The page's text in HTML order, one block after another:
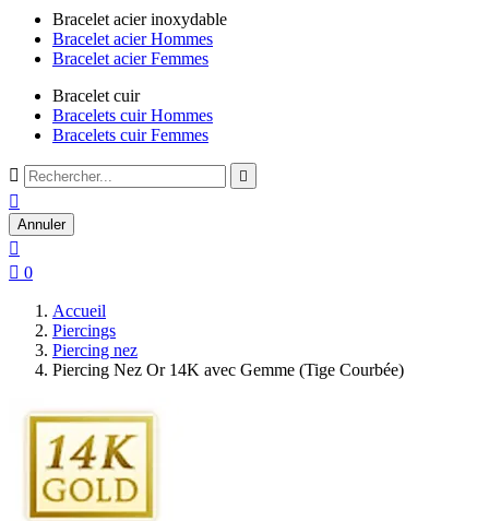
Bracelet acier inoxydable
Bracelet acier Hommes
Bracelet acier Femmes
Bracelet cuir
Bracelets cuir Hommes
Bracelets cuir Femmes
 

Annuler

 0
Accueil
Piercings
Piercing nez
Piercing Nez Or 14K avec Gemme (Tige Courbée)